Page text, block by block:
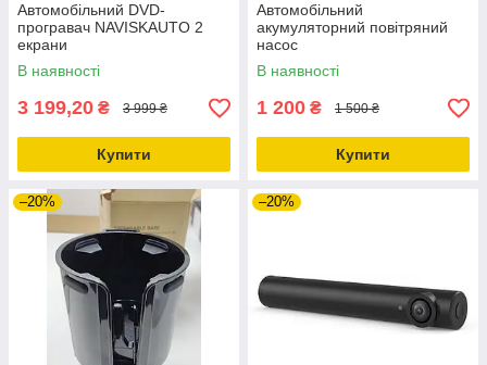
Автомобільний DVD-
програвач NAVISKAUTO 2
екрани
В наявності
3 199,20 ₴ 3 999 ₴
Купити
Автомобільний
акумуляторний повітряний
насос
В наявності
1 200 ₴ 1 500 ₴
Купити
–20% –20%